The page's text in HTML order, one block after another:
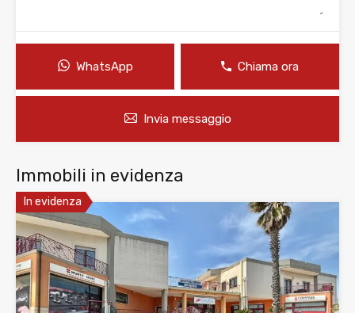
WhatsApp Chiama ora
Invia messaggio
Immobili in evidenza
In evidenza